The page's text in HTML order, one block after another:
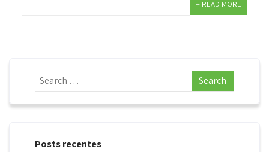
+ READ MORE
Posts recentes